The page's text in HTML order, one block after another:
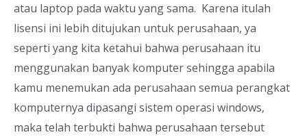
atau laptop pada waktu yang sama. Karena itulah
lisensi ini lebih ditujukan untuk perusahaan, ya
seperti yang kita ketahui bahwa perusahaan itu
menggunakan banyak komputer sehingga apabila
kamu menemukan ada perusahaan semua perangkat
komputernya dipasangi sistem operasi windows,
maka telah terbukti bahwa perusahaan tersebut